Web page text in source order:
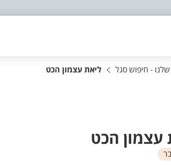
- חיפוש סגל ליאת עצמון הכט
עצמון הכט